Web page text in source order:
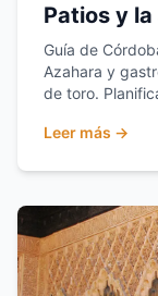
Patios y
Guía de
Azahara y
de toro.
Leer más →